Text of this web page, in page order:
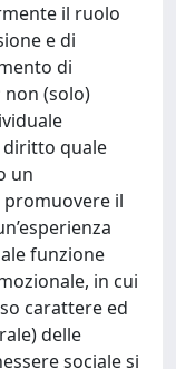
il ruolo
e di
di
non (solo)
diritto quale
un
il
funzione
in cui
carattere ed
delle
sociale si